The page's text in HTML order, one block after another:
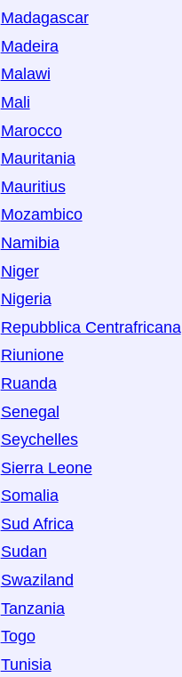
Madagascar
Madeira
Malawi
Mali
Marocco
Mauritania
Mauritius
Mozambico
Namibia
Niger
Nigeria
Repubblica Centrafricana
Riunione
Ruanda
Senegal
Seychelles
Sierra Leone
Somalia
Sud Africa
Sudan
Swaziland
Tanzania
Togo
Tunisia